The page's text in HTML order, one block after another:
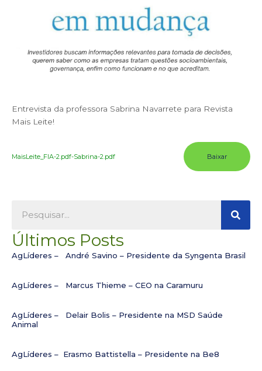
Entrevista da professora Sabrina Navarrete para Revista
Mais Leite!
MaisLeite_FIA-2.pdf-Sabrina-2.pdf Baixar
Últimos Posts
AgLíderes – André Savino – Presidente da Syngenta Brasil
AgLíderes – Marcus Thieme – CEO na Caramuru
AgLíderes – Delair Bolis – Presidente na MSD Saúde
Animal
AgLíderes – Erasmo Battistella – Presidente na Be8